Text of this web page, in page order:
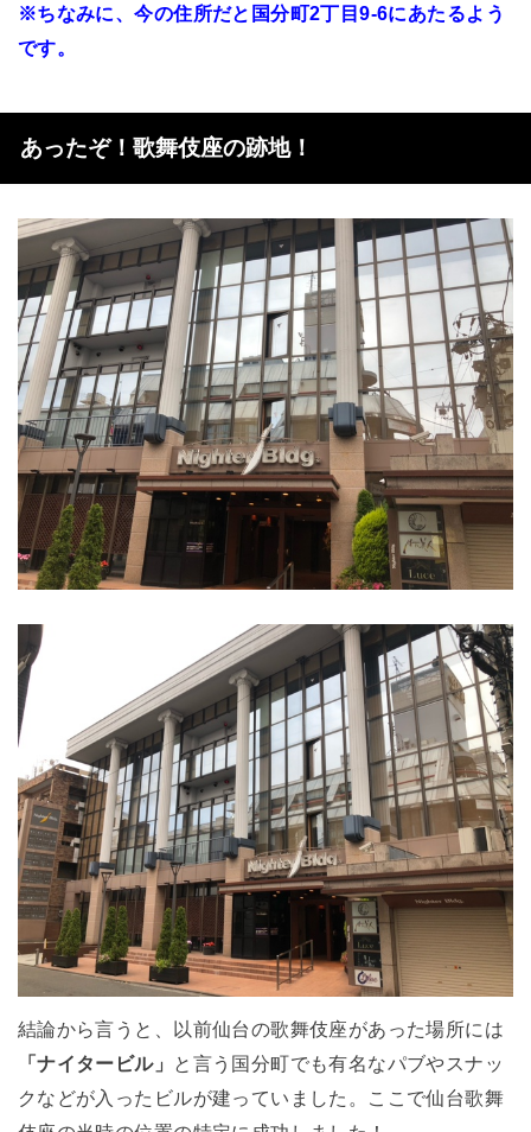
※ちなみに、今の住所だと国分町2丁目9-6にあたるよう
です。
あったぞ！歌舞伎座の跡地！
結論から言うと、以前仙台の歌舞伎座があった場所には
「ナイタービル」
と言う国分町でも有名なパブやスナッ
クなどが入ったビルが建っていました。ここで仙台歌舞